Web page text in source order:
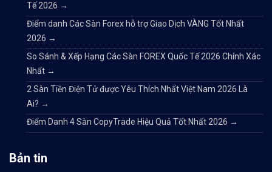
Tế 2026 →
Điểm danh Các Sàn Forex hỗ trợ Giao Dịch VÀNG Tốt Nhất
2026 →
So Sánh & Xếp Hạng Các Sàn FOREX Quốc Tế 2026 Chính Xác
Nhất →
2 Sàn Tiền Điện Tử được Yêu Thích Nhất Việt Nam 2026 Là
Ai? →
Điểm Danh 4 Sàn CopyTrade Hiệu Quả Tốt Nhất 2026 →
Bản tin